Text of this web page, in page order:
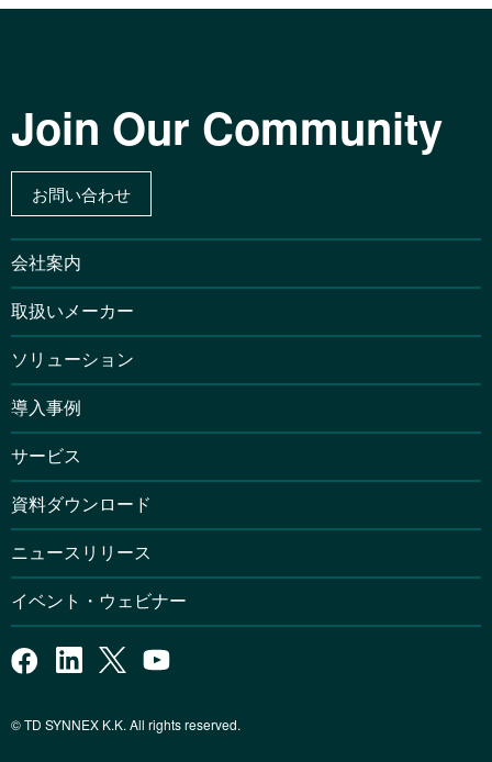
Join Our Community
お問い合わせ
会社案内
取扱いメーカー
ソリューション
導入事例
サービス
資料ダウンロード
ニュースリリース
イベント・ウェビナー
© TD SYNNEX K.K. All rights reserved.